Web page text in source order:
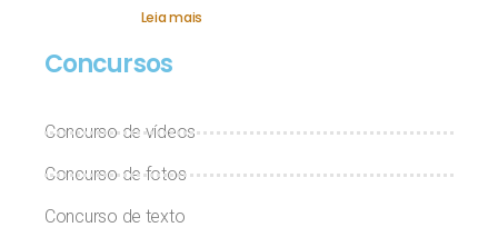
Leia mais
Concursos
Concurso de vídeos
Concurso de fotos
Concurso de texto